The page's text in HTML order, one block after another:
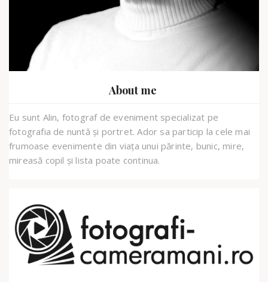
About me
Eu sunt Alin, fotograf de eveniment specializat pe
fotografia de nuntă și portret. Ador sa particip la cele mai
frumoase evenimente din viața unui părinte, bunic, mire,
mireasă copil și lista poate continua.